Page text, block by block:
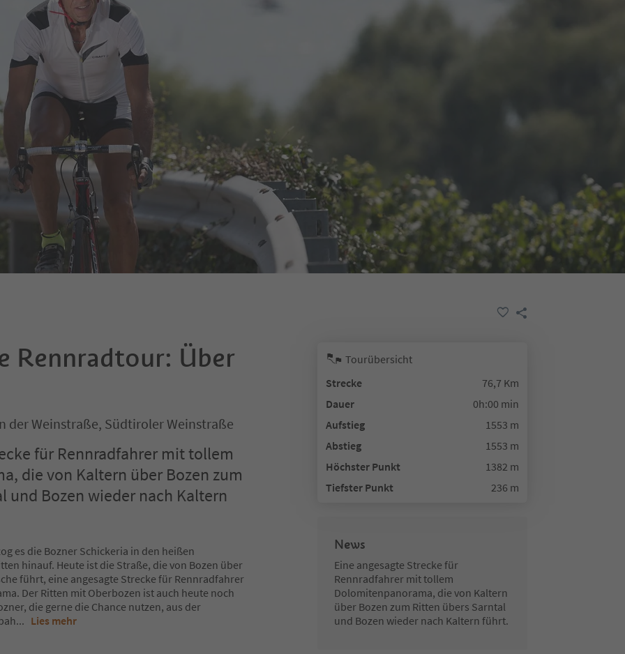
Rennradtour: Über
der Weinstraße, Südtiroler Weinstraße
für Rennradfahrer mit tollem
die von Kaltern über Bozen zum
und Bozen wieder nach Kaltern
es die Bozner Schickeria in den heißen
hinauf. Heute ist die Straße, die von Bozen über
führt, eine angesagte Strecke für Rennradfahrer
Der Ritten mit Oberbozen ist auch heute noch
die gerne die Chance nutzen, aus der
... Lies mehr
Tourübersicht
Strecke
76,7 Km
Dauer
0h:00 min
Aufstieg
1553 m
Abstieg
1553 m
Höchster Punkt
1382 m
Tiefster Punkt
236 m
News
Eine angesagte Strecke für
Rennradfahrer mit tollem
Dolomitenpanorama, die von Kaltern
über Bozen zum Ritten übers Sarntal
und Bozen wieder nach Kaltern führt.